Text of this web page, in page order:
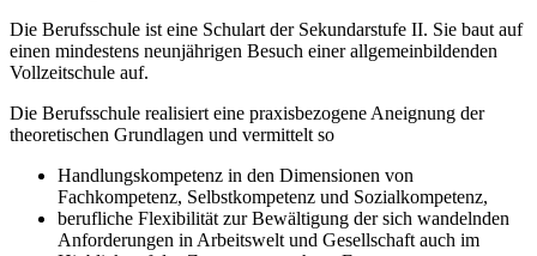
Die Berufsschule ist eine Schulart der Sekundarstufe II. Sie baut auf
einen mindestens neunjährigen Besuch einer allgemeinbildenden
Vollzeitschule auf.
Die Berufsschule realisiert eine praxisbezogene Aneignung der
theoretischen Grundlagen und vermittelt so
Handlungskompetenz in den Dimensionen von
Fachkompetenz, Selbstkompetenz und Sozialkompetenz,
berufliche Flexibilität zur Bewältigung der sich wandelnden
Anforderungen in Arbeitswelt und Gesellschaft auch im